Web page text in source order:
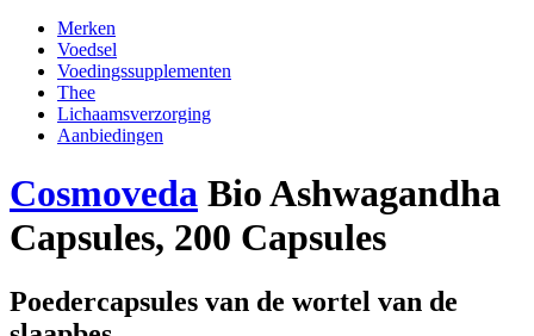
Merken
Voedsel
Voedingssupplementen
Thee
Lichaamsverzorging
Aanbiedingen
Cosmoveda Bio Ashwagandha
Capsules, 200 Capsules
Poedercapsules van de wortel van de